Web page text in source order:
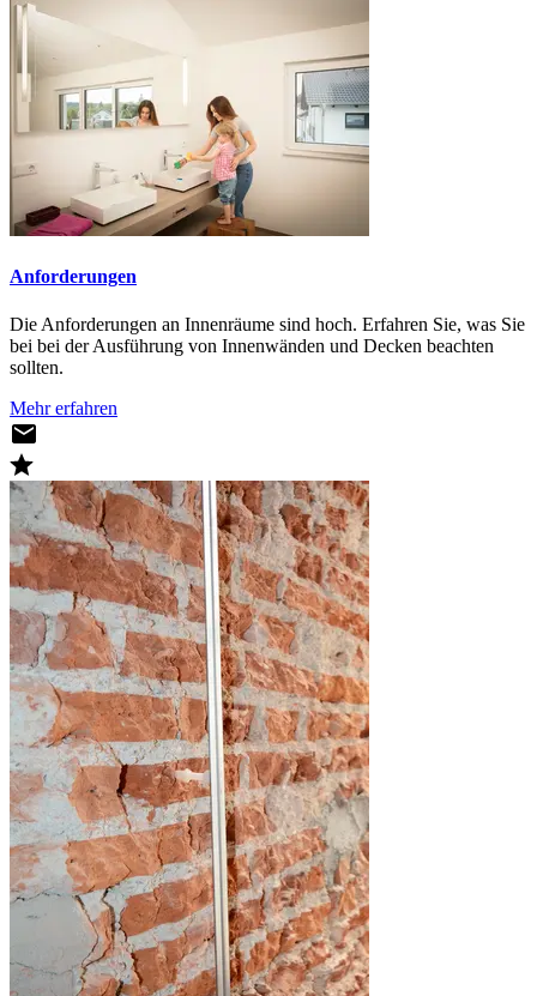
Anforderungen
Die Anforderungen an Innenräume sind hoch. Erfahren Sie, was Sie
bei bei der Ausführung von Innenwänden und Decken beachten
sollten.
Mehr erfahren